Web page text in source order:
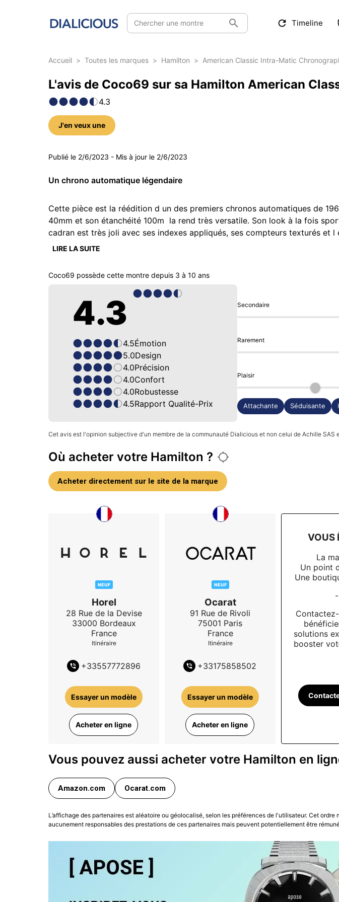
Chercher une montre Timeline
Accueil > Toutes les marques > Hamilton > American Classic Intra-Matic
L'avis de Coco69 sur sa Hamilton American
4.3
J'en veux une
Publié le 2/6/2023 - Mis à jour le 2/6/2023
Un chrono automatique légendaire
Cette pièce est la réédition d un des premiers chronos automatiques de
40mm et son étanchéité 100m  la rend très versatile. Son look à la fois
cadran est très joli avec ses indexes appliqués, ses compteurs texturés et
LIRE LA SUITE
Coco69 possède cette montre depuis 3 à 10 ans
4.3
4.5Émotion
5.0Design
4.0Précision
4.0Confort
4.0Robustesse
4.5Rapport Qualité-Prix
Secondaire
Rarement
Plaisir
Attachante Séduisante
Cet avis est l'opinion subjective d'un membre de la communauté Dialicious et non celui de Achille SAS
Où acheter votre Hamilton ?
Acheter directement sur le site de la marque
NEUF
Horel
28 Rue de la Devise
33000 Bordeaux
France
Itinéraire
+33557772896
Essayer un modèle
Acheter en ligne
NEUF
Ocarat
91 Rue de Rivoli
75001 Paris
France
Itinéraire
+33175858502
Essayer un modèle
Acheter en ligne
VOUS
La
Un point
Une
-
solutions
booster
Vous pouvez aussi acheter votre Hamilton en
Amazon.com Ocarat.com
L’affichage des partenaires est aléatoire ou géolocalisé, selon les préférences de l'utilisateur. Cet
aucunement responsables des prestations de ces partenaires mais peuvent potentiellement être